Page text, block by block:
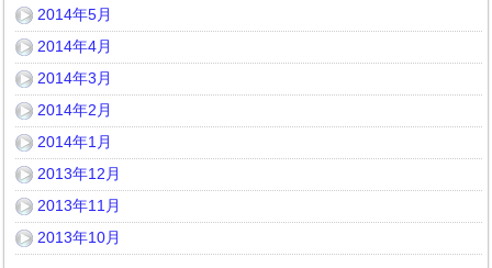
2014年5月
2014年4月
2014年3月
2014年2月
2014年1月
2013年12月
2013年11月
2013年10月